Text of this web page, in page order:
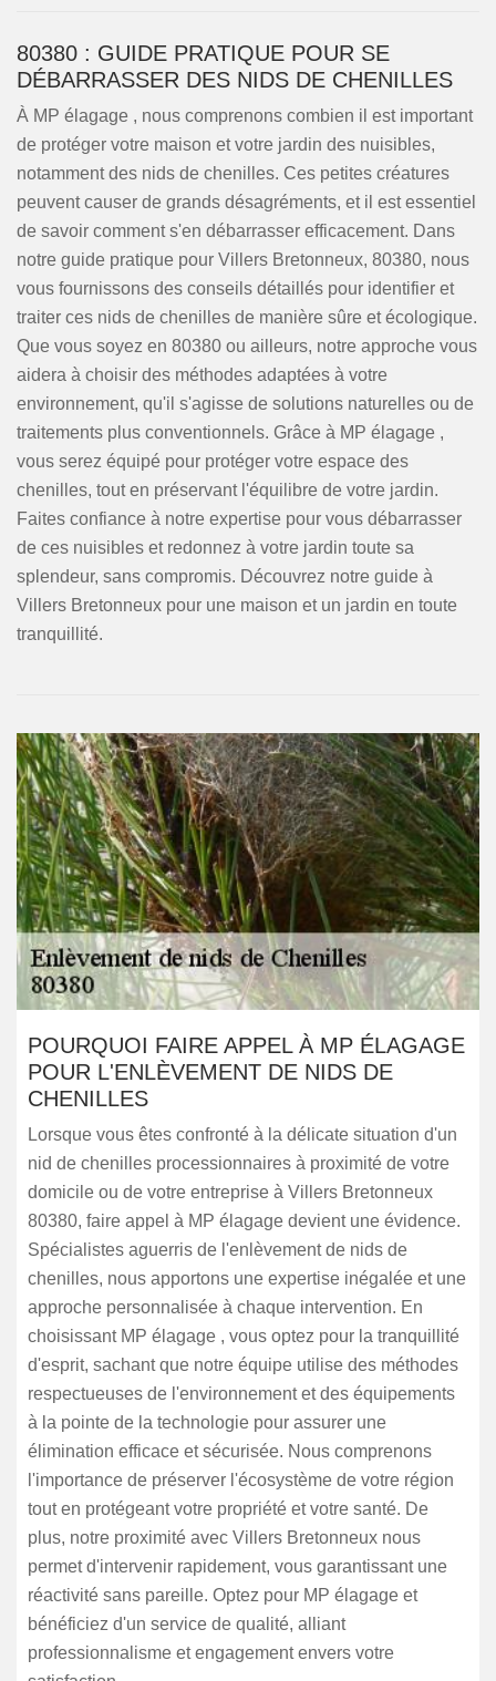
80380 : GUIDE PRATIQUE POUR SE
DÉBARRASSER DES NIDS DE CHENILLES
À MP élagage , nous comprenons combien il est important
de protéger votre maison et votre jardin des nuisibles,
notamment des nids de chenilles. Ces petites créatures
peuvent causer de grands désagréments, et il est essentiel
de savoir comment s'en débarrasser efficacement. Dans
notre guide pratique pour Villers Bretonneux, 80380, nous
vous fournissons des conseils détaillés pour identifier et
traiter ces nids de chenilles de manière sûre et écologique.
Que vous soyez en 80380 ou ailleurs, notre approche vous
aidera à choisir des méthodes adaptées à votre
environnement, qu'il s'agisse de solutions naturelles ou de
traitements plus conventionnels. Grâce à MP élagage ,
vous serez équipé pour protéger votre espace des
chenilles, tout en préservant l'équilibre de votre jardin.
Faites confiance à notre expertise pour vous débarrasser
de ces nuisibles et redonnez à votre jardin toute sa
splendeur, sans compromis. Découvrez notre guide à
Villers Bretonneux pour une maison et un jardin en toute
tranquillité.
POURQUOI FAIRE APPEL À MP ÉLAGAGE
POUR L'ENLÈVEMENT DE NIDS DE
CHENILLES
Lorsque vous êtes confronté à la délicate situation d'un
nid de chenilles processionnaires à proximité de votre
domicile ou de votre entreprise à Villers Bretonneux
80380, faire appel à MP élagage devient une évidence.
Spécialistes aguerris de l'enlèvement de nids de
chenilles, nous apportons une expertise inégalée et une
approche personnalisée à chaque intervention. En
choisissant MP élagage , vous optez pour la tranquillité
d'esprit, sachant que notre équipe utilise des méthodes
respectueuses de l'environnement et des équipements
à la pointe de la technologie pour assurer une
élimination efficace et sécurisée. Nous comprenons
l'importance de préserver l'écosystème de votre région
tout en protégeant votre propriété et votre santé. De
plus, notre proximité avec Villers Bretonneux nous
permet d'intervenir rapidement, vous garantissant une
réactivité sans pareille. Optez pour MP élagage et
bénéficiez d'un service de qualité, alliant
professionnalisme et engagement envers votre